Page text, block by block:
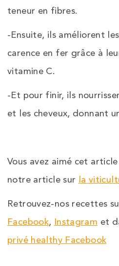
teneur en fibres.
-Ensuite, ils améliorent
carence en fer grâce à
vitamine C.
-Et pour finir, ils
et les cheveux, donnant
Vous avez aimé cet article
notre article sur la
Retrouvez-nos recettes
Facebook, Instagram et
privé healthy Facebook